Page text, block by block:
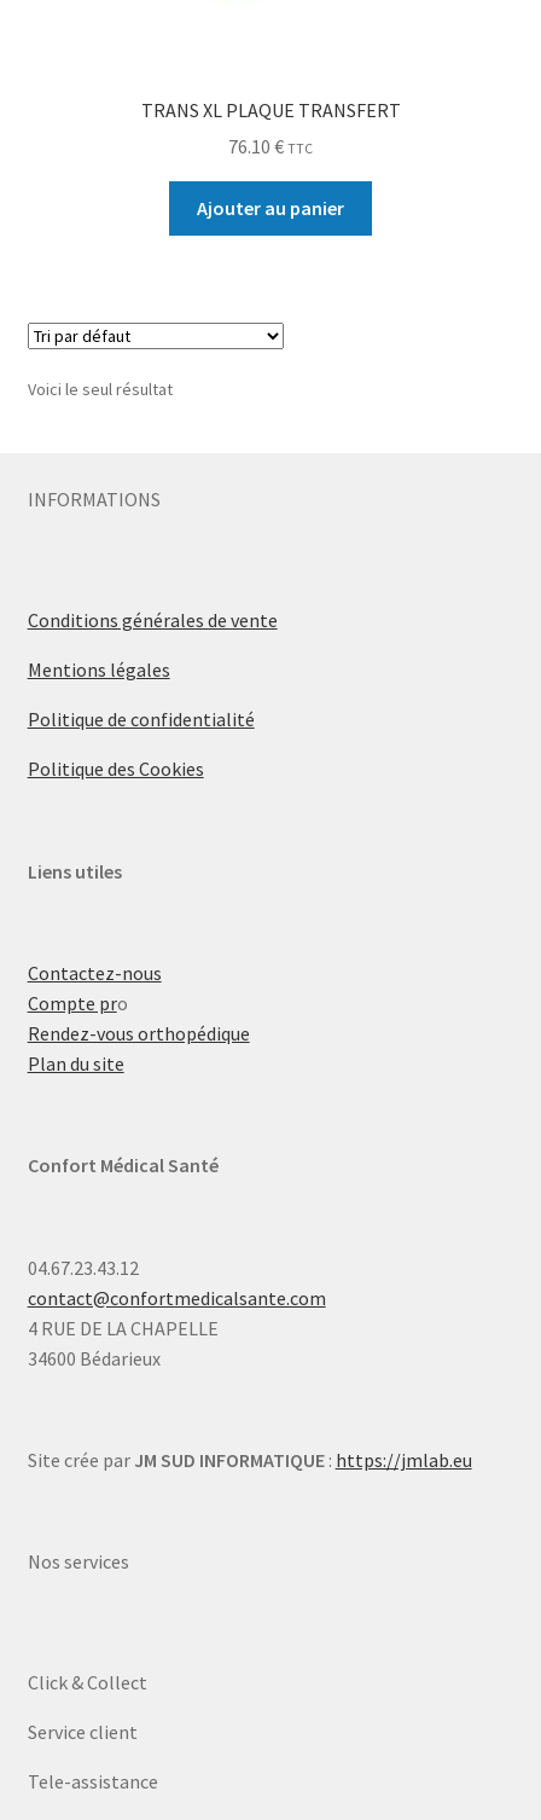
TRANS XL PLAQUE TRANSFERT
76.10 € TTC
Ajouter au panier
Voici le seul résultat
INFORMATIONS
Conditions générales de vente
Mentions légales
Politique de confidentialité
Politique des Cookies
Liens utiles
Contactez-nous
Compte pro
Rendez-vous orthopédique
Plan du site
Confort Médical Santé
04.67.23.43.12
contact@confortmedicalsante.com
4 RUE DE LA CHAPELLE
34600 Bédarieux
Site crée par JM SUD INFORMATIQUE: https://jmlab.eu
Nos services
Click & Collect
Service client
Tele-assistance